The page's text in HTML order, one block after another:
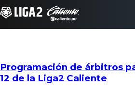
Inicio
Programación de árbitros
12 de la Liga2 Caliente